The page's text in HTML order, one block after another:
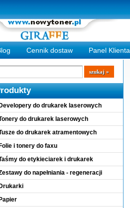
Cennik dostaw Panel Klienta
Developery do drukarek laserowych
do drukarek laserowych
do drukarek atramentowych
Folie i tonery do faxu
do etykieciarek i drukarek
do napełniania - regeneracji
Drukarki
Papier